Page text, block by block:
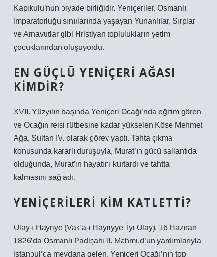
Kapıkulu’nun piyade birliğidir. Yeniçeriler, Osmanlı
İmparatorluğu sınırlarında yaşayan Yunanlılar, Sırplar
ve Arnavutlar gibi Hristiyan toplulukların yetim
çocuklarından oluşuyordu.
EN GÜÇLÜ YENIÇERI AĞASI
KIMDIR?
XVII. Yüzyılın başında Yeniçeri Ocağı’nda eğitim gören
ve Ocağın reisi rütbesine kadar yükselen Köse Mehmet
Ağa, Sultan IV. olarak görev yaptı. Tahta çıkma
konusunda kararlı duruşuyla, Murat’ın gücü sallantıda
olduğunda, Murat’ın hayatını kurtardı ve tahtta
kalmasını sağladı.
YENIÇERILERI KIM KATLETTI?
Olay-ı Hayriye (Vak’a-i Hayriyye, İyi Olay), 16 Haziran
1826’da Osmanlı Padişahı II. Mahmud’un yardımlarıyla
İstanbul’da meydana gelen, Yeniçeri Ocağı’nın top